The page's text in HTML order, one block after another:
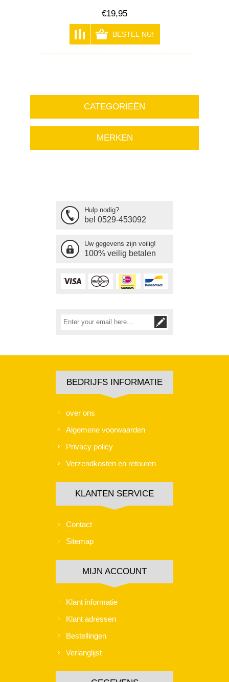
€19,95
CATEGORIEËN
MERKEN
Hulp nodig?
bel 0529-453092
Uw gegevens zijn veilig!
100% veilig betalen
BEDRIJFS INFORMATIE
over ons
Algemene voorwaarden
Privacy policy
Verzendkosten en retouren
KLANTEN SERVICE
Contact
Sitemap
MIJN ACCOUNT
Klant informatie
Klant adressen
Bestellingen
Verlanglijst